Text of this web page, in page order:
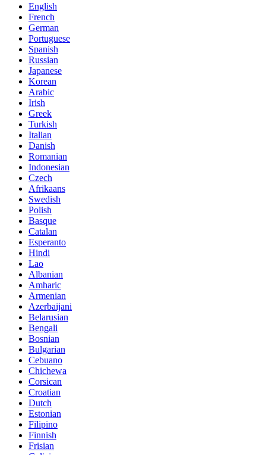
English
French
German
Portuguese
Spanish
Russian
Japanese
Korean
Arabic
Irish
Greek
Turkish
Italian
Danish
Romanian
Indonesian
Czech
Afrikaans
Swedish
Polish
Basque
Catalan
Esperanto
Hindi
Lao
Albanian
Amharic
Armenian
Azerbaijani
Belarusian
Bengali
Bosnian
Bulgarian
Cebuano
Chichewa
Corsican
Croatian
Dutch
Estonian
Filipino
Finnish
Frisian